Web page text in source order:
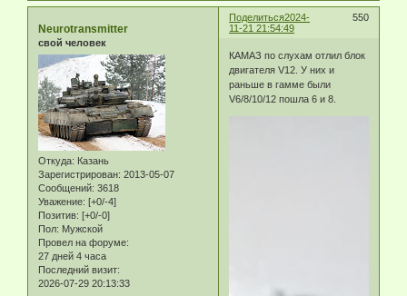
Поделиться 550
2024-
11-21 21:54:49
Neurotransmitter
свой человек
Откуда: Казань
Зарегистрирован: 2013-05-07
Сообщений: 3618
Уважение: [+0/-4]
Позитив: [+0/-0]
Пол: Мужской
Провел на форуме:
27 дней 4 часа
Последний визит:
2026-07-29 20:13:33
КАМАЗ по слухам отлил блок
двигателя V12. У них и
раньше в гамме были
V6/8/10/12 пошла 6 и 8.